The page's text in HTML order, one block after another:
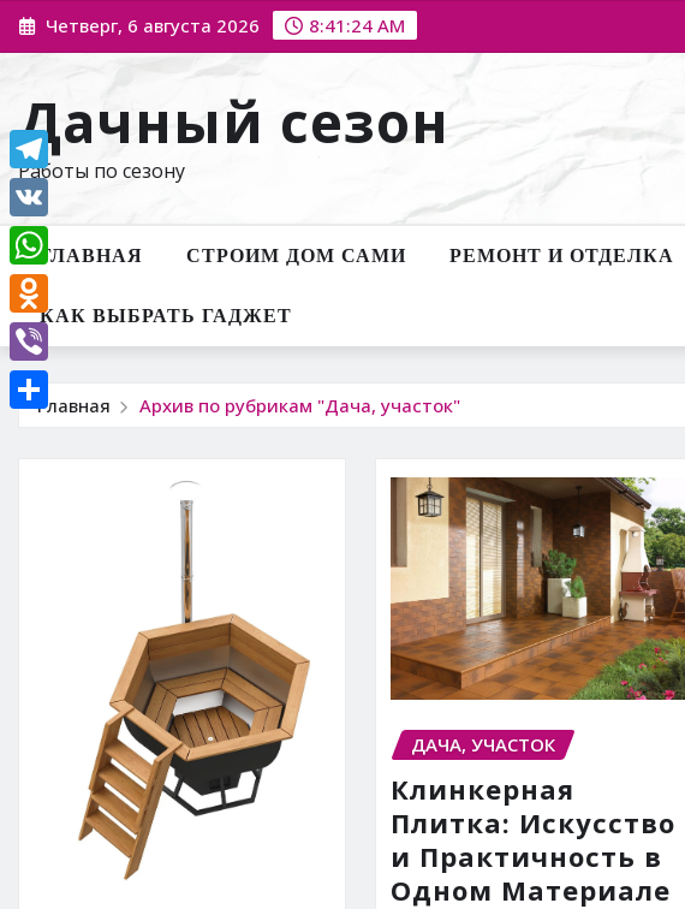
Перейти
к
Четверг, 6 августа 2026 8:41:26 AM
Дачный сезон
Работы по сезону
ГЛАВНАЯ СТРОИМ ДОМ САМИ РЕМОНТ И ОТДЕЛКА
КАК ВЫБРАТЬ ГАДЖЕТ
Главная Архив по рубрикам "Дача, участок"
ДАЧА, УЧАСТОК
Клинкерная
Плитка: Искусство
и Практичность в
Одном Материале
Telegram
VK
WhatsApp
Odnoklassniki
Viber